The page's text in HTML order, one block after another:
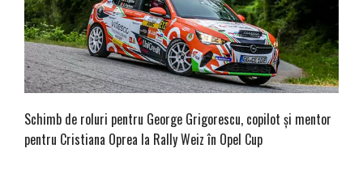
Schimb de roluri pentru George Grigorescu, copilot și mentor
pentru Cristiana Oprea la Rally Weiz în Opel Cup